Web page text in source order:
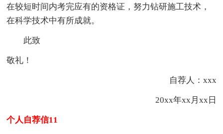
在较短时间内考完应有的资格证，努力钻研施工技术，
在科学技术中有所成就。
此致
敬礼！
自荐人：xxx
20xx年xx月xx日
个人自荐信11